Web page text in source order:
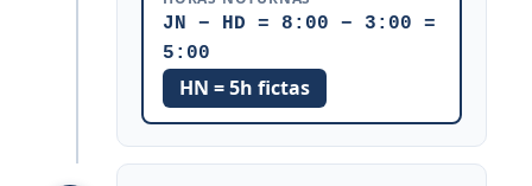
JN − HD = 8:00 − 3:00 =
5:00
HN = 5h fictas